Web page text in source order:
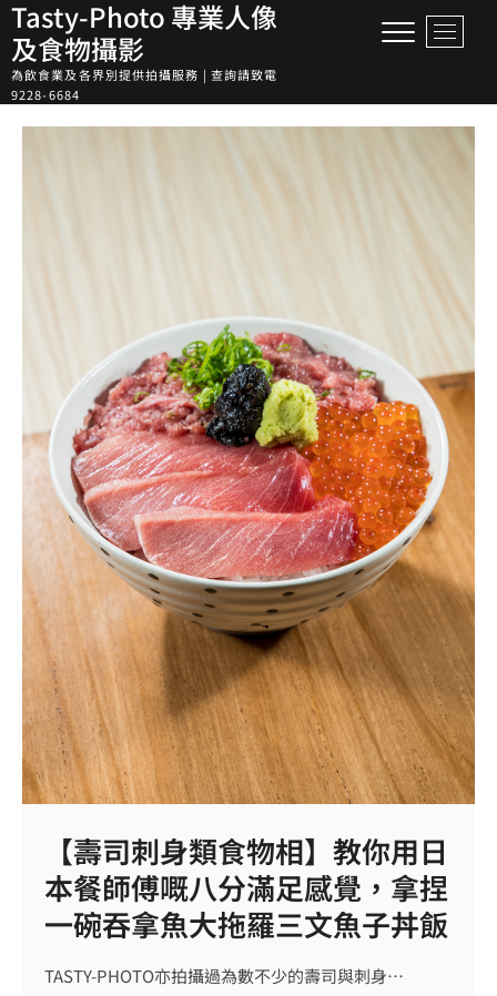
Skip
to
content
Tasty-Photo 專業人像
及食物攝影
為飲食業及各界別提供拍攝服務 | 查詢請致電
9228-6684
M
e
u
B
【壽司刺身類食物相】教你用日
本餐師傅嘅八分滿足感覺，拿捏
一碗吞拿魚大拖羅三文魚子丼飯
TASTY-PHOTO亦拍攝過為數不少的壽司與刺身…